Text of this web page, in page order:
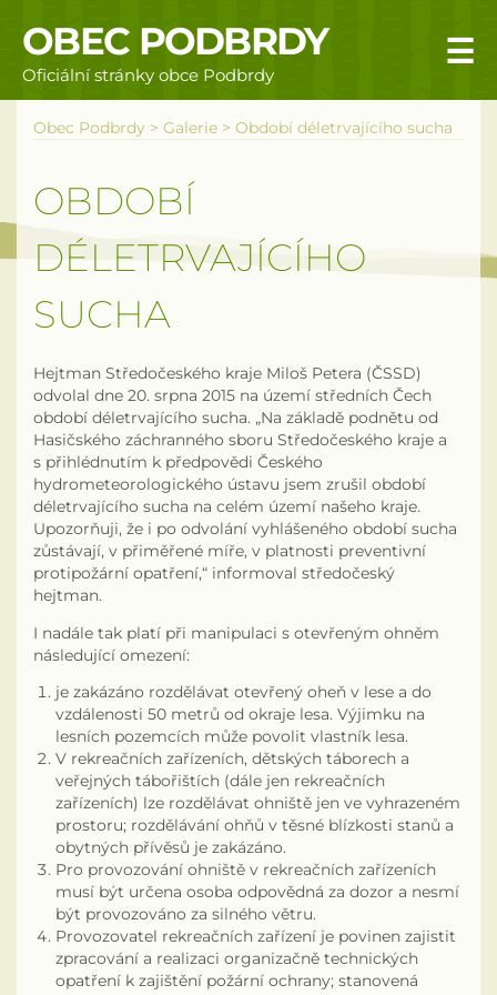
OBEC PODBRDY
Oficiální stránky obce Podbrdy
☰
Povinné informace
Rizika a nebezpečí
Úřední deska
Územní plán obce Podbrdy
Vyhlášky obce
Galerie
Odpadové hospodářství
Zajímavosti z okolí
Rybářský spolek
Informační zpravodaj PID
Zápisy z pracovních porad zastupitelstva
Výroční zpráva podle zákona č. 106/1999Sb.
Knihovna
SDH Podbrdy
Kronika obce
Obec Podbrdy > Galerie > Období déletrvajícího sucha
OBDOBÍ
DÉLETRVAJÍCÍHO
SUCHA
Hejtman Středočeského kraje Miloš Petera (ČSSD)
odvolal dne 20. srpna 2015 na území středních Čech
období déletrvajícího sucha. „Na základě podnětu od
Hasičského záchranného sboru Středočeského kraje a
s přihlédnutím k předpovědi Českého
hydrometeorologického ústavu jsem zrušil období
déletrvajícího sucha na celém území našeho kraje.
Upozorňuji, že i po odvolání vyhlášeného období sucha
zůstávají, v přiměřené míře, v platnosti preventivní
protipožární opatření,“ informoval středočeský
hejtman.
I nadále tak platí při manipulaci s otevřeným ohněm
následující omezení:
je zakázáno rozdělávat otevřený oheň v lese a do
vzdálenosti 50 metrů od okraje lesa. Výjimku na
lesních pozemcích může povolit vlastník lesa.
V rekreačních zařízeních, dětských táborech a
veřejných tábořištích (dále jen rekreačních
zařízeních) lze rozdělávat ohniště jen ve vyhrazeném
prostoru; rozdělávání ohňů v těsné blízkosti stanů a
obytných přívěsů je zakázáno.
Pro provozování ohniště v rekreačních zařízeních
musí být určena osoba odpovědná za dozor a nesmí
být provozováno za silného větru.
Provozovatel rekreačních zařízení je povinen zajistit
zpracování a realizaci organizačně technických
opatření k zajištění požární ochrany; stanovená